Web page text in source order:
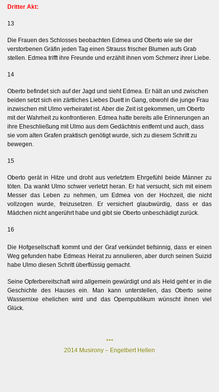
Dritter Akt:
13
Die Frauen des Schlosses beobachten Edmea und Oberto wie sie der
verstorbenen Gräfin jeden Tag einen Strauss frischer Blumen aufs Grab
stellen. Edmea trifft ihre Freunde und erzählt ihnen vom Schmerz ihrer Liebe.
14
Oberto befindet sich auf der Jagd und sieht Edmea. Er hält an und zwischen
beiden setzt sich ein zärtliches Liebes Duett in Gang, obwohl die junge Frau
inzwischen mit Ulmo verheiratet ist. Aber die Zeit ist gekommen, um Oberto
mit der Wahrheit zu konfrontieren. Edmea hatte bereits alle Erinnerungen an
ihre Eheschließung mit Ulmo aus dem Gedächtnis entfernt und auch, dass
sie vom alten Grafen praktisch genötigt wurde, sich zu diesem Schritt zu
bewegen.
15
Oberto gerät in Hitze und droht aus verletztem Ehrgefühl beide Männer zu
töten. Da wankt Ulmo schwer verletzt heran. Er hat versucht, sich mit einem
Messer das Leben zu nehmen, um Edmea von der Hochzeit, die nicht
vollzogen wurde, freizusetzen. Er versichert glaubwürdig, dass er das
Mädchen nicht angerührt habe und gibt sie Oberto unbeschädigt zurück.
16
Die Hofgesellschaft kommt und der Graf verkündet tiefsinnig, dass er einen
Weg gefunden habe Edmeas Heirat zu annulieren, aber durch seinen Suizid
habe Ulmo diesen Schritt überflüssig gemacht.
Seine Opferbereitschaft wird allgemein gewürdigt und als Held geht er in die
Geschichte des Hauses ein. Man kann unterstellen, das Oberto seine
Wassernixe ehelichen wird und das Opernpublikum wünscht ihnen viel
Glück.
***
2014 Musirony – Engelbert Hellen